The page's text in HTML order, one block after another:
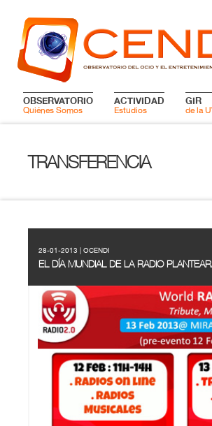
OBSERVATORIO
Quiénes Somos
ACTIVIDAD
Estudios
GIR
de la
TRANSFERENCIA
28-01-2013 | OCENDI
EL DÍA MUNDIAL DE LA RADIO